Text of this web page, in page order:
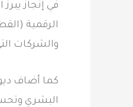
في إنجاز
والشركات
البشري